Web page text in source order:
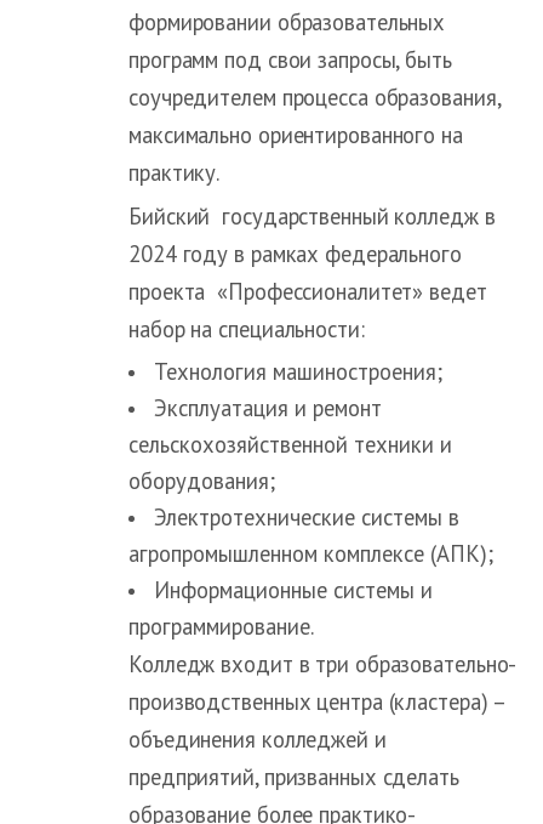
формировании образовательных
программ под свои запросы, быть
соучредителем процесса образования,
максимально ориентированного на
практику.
Бийский государственный колледж в
2024 году в рамках федерального
проекта «Профессионалитет» ведет
набор на специальности:
Технология машиностроения;
Эксплуатация и ремонт
сельскохозяйственной техники и
оборудования;
Электротехнические системы в
агропромышленном комплексе (АПК);
Информационные системы и
программирование.
Колледж входит в три образовательно-
производственных центра (кластера) –
объединения колледжей и
предприятий, призванных сделать
образование более практико-